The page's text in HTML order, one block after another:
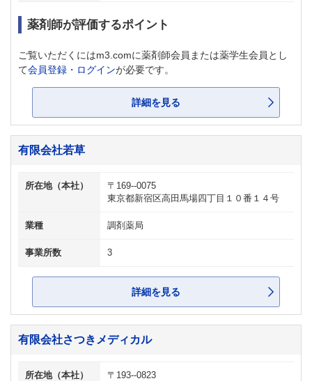
薬剤師が評価するポイント
ご覧いただくにはm3.comに薬剤師会員または薬学生会員とし
て会員登録・ログインが必要です。
詳細を見る
有限会社若草
所在地（本社）
〒169--0075
東京都新宿区高田馬場四丁目１０番１４号
業種 調剤薬局
事業所数 3
詳細を見る
有限会社さつきメディカル
所在地（本社）
〒193--0823